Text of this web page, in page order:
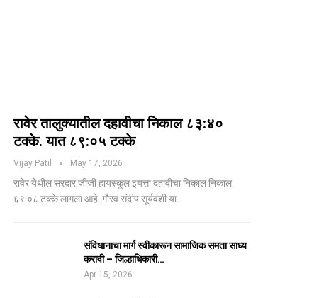
रावेर तालुक्यातील दहावीचा निकाल ८३:४०
टक्के. यात ८९:०५ टक्के
Vijay Patil May 17, 2026
रावेर येथील सरदार जीजी हायस्कूल इयत्ता दहावीचा निकाल निकाल
६९:०८ टक्के लागला आहे. गौरव संदीप सूर्यवंशी या…
संविधानाचा मार्ग स्वीकारून सामाजिक समता साध्य
करावी – जिल्हाधिकारी…
Apr 15, 2026